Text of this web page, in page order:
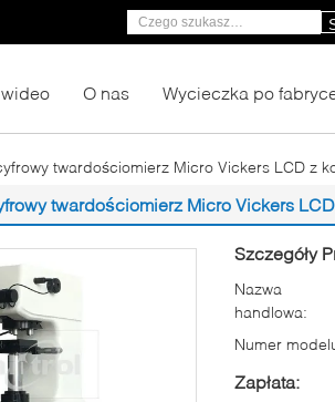
wideo O nas Wycieczka po
twardościomierz Micro Vickers LCD z
twardościomierz Micro Vickers
Szczegóły
Nazwa
handlowa:
Numer
Zapłata: